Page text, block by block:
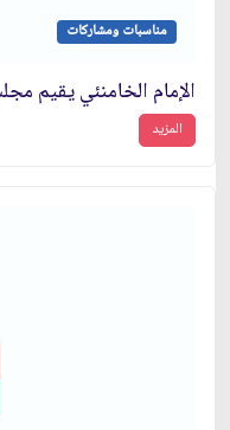
مناسبات ومشاركات
الإمام الخامنئي يقيم
المزيد